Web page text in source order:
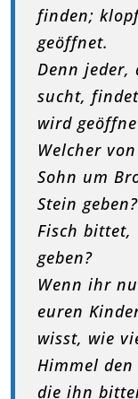
finden;
geöffnet.
Denn jeder,
sucht,
wird
Welcher
Sohn um
Stein
Fisch bittet,
geben?
Wenn ihr
euren
wisst, wie
Himmel den
die ihn